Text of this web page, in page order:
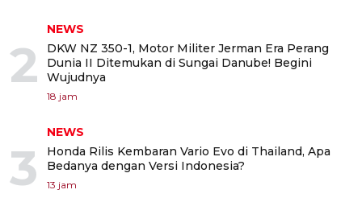
2
NEWS
DKW NZ 350-1, Motor Militer Jerman Era Perang
Dunia II Ditemukan di Sungai Danube! Begini
Wujudnya
18 jam
3
NEWS
Honda Rilis Kembaran Vario Evo di Thailand, Apa
Bedanya dengan Versi Indonesia?
13 jam